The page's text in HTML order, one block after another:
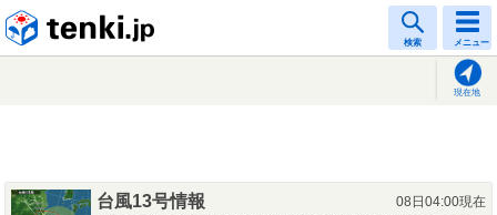
検索 メニュー
現在地
台風13号情報
08日04:00現在